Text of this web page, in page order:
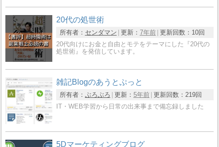
20代の処世術
所有者： センダマン 更新： 7年前 更新回数： 10回
20代向けにお金と自由とモテをテーマにした『20代の
処世術』を発信しています。
雑記Blogのあうとぷっと
所有者： ぶろぶろ 更新： 5年前 更新回数： 219回
IT・WEB学習から日常の出来事まで備忘録しました
5Dマーケティングブログ